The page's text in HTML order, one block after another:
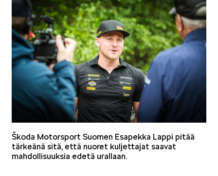
Škoda Motorsport Suomen Esapekka Lappi pitää
tärkeänä sitä, että nuoret kuljettajat saavat
mahdollisuuksia edetä urallaan.